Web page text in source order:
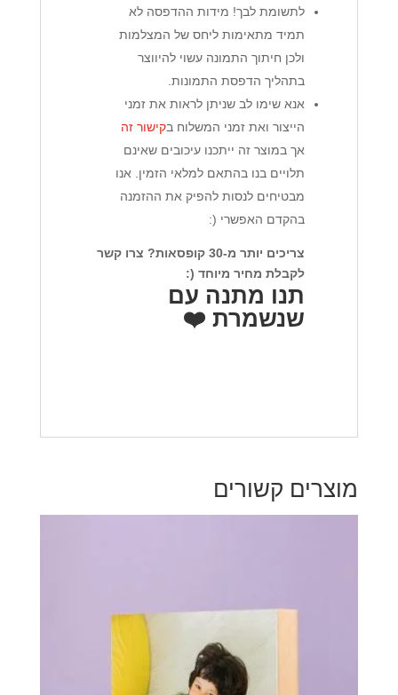
לתשומת לבך! מידות ההדפסה לא
תמיד מתאימות ליחס של המצלמות
ולכן חיתוך התמונה עשוי להיווצר
בתהליך הדפסת התמונות.
אנא שימו לב שניתן לראות את זמני
הייצור ואת זמני המשלוח בקישור זה
אך במוצר זה ייתכנו עיכובים שאינם
תלויים בנו בהתאם למלאי הזמין. אנו
מבטיחים לנסות להפיק את ההזמנה
בהקדם האפשרי (:
צריכים יותר מ-30 קופסאות? צרו קשר
לקבלת מחיר מיוחד (:
תנו מתנה עם
שנשמרת ❤️
מוצרים קשורים